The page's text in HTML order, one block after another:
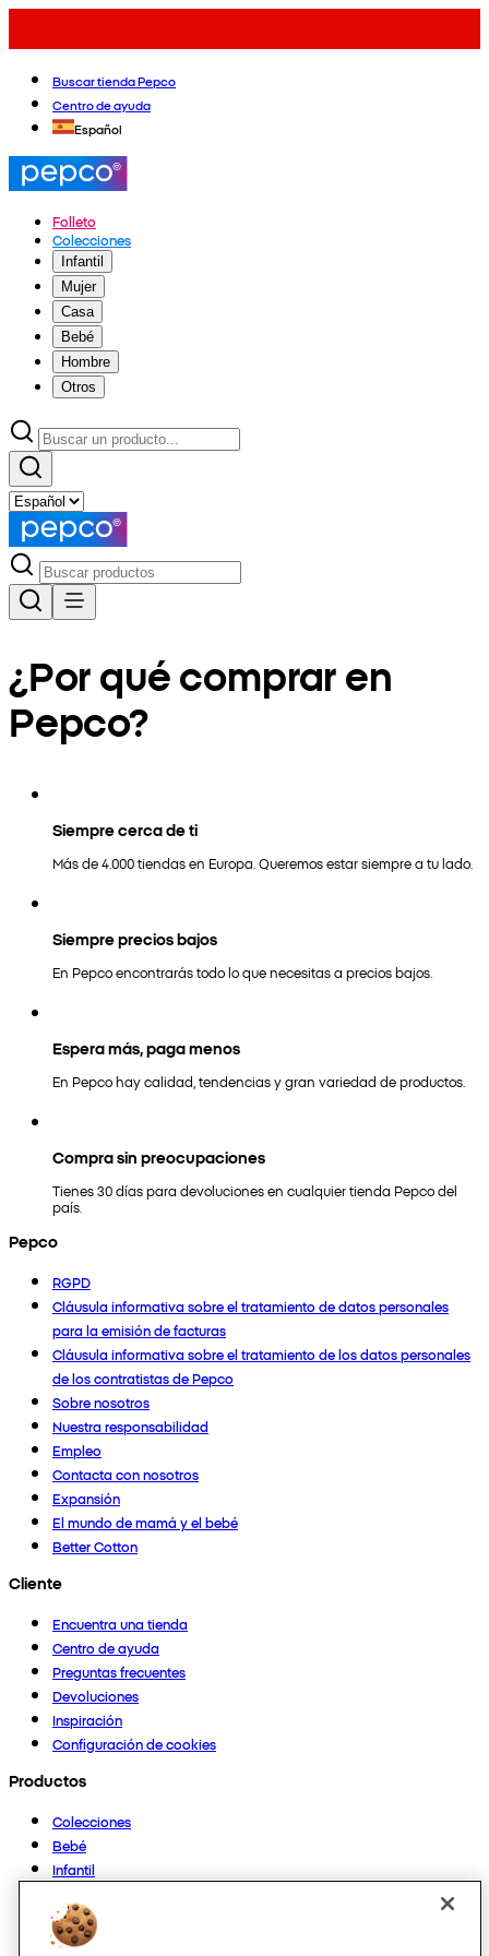
Buscar tienda Pepco
Centro de ayuda
Español
Folleto
Colecciones
Infantil
Mujer
Casa
Bebé
Hombre
Otros
¿Por qué comprar en
Pepco?
Siempre cerca de ti
Más de 4.000 tiendas en Europa. Queremos estar siempre a tu lado.
Siempre precios bajos
En Pepco encontrarás todo lo que necesitas a precios bajos.
Espera más, paga menos
En Pepco hay calidad, tendencias y gran variedad de productos.
Compra sin preocupaciones
Tienes 30 días para devoluciones en cualquier tienda Pepco del
país.
Pepco
RGPD
Cláusula informativa sobre el tratamiento de datos personales
para la emisión de facturas
Cláusula informativa sobre el tratamiento de los datos personales
de los contratistas de Pepco
Sobre nosotros
Nuestra responsabilidad
Empleo
Contacta con nosotros
Expansión
El mundo de mamá y el bebé
Better Cotton
Cliente
Encuentra una tienda
Centro de ayuda
Preguntas frecuentes
Devoluciones
Inspiración
Configuración de cookies
Productos
Colecciones
Bebé
Infantil
Mujer
Hombre